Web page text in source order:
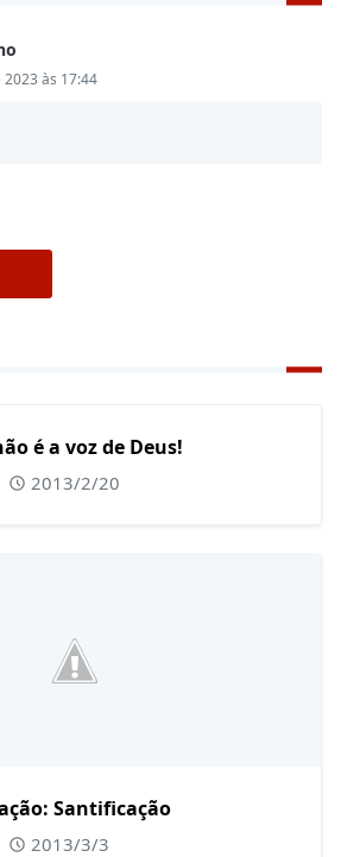
às 17:44
é a voz de Deus!
2013/2/20
Santificação
2013/3/3